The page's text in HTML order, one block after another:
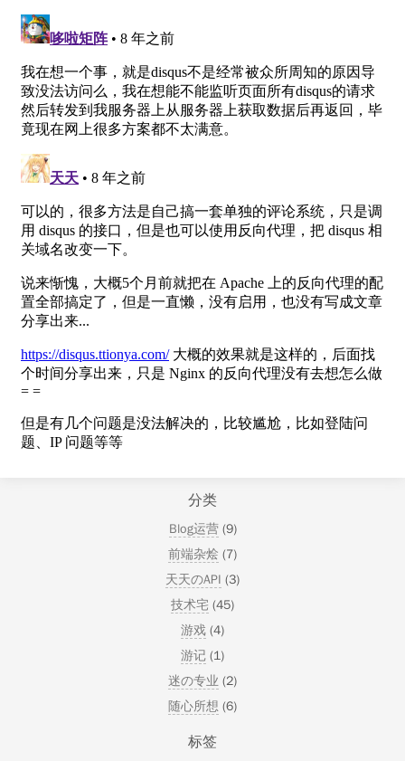
分类
Blog运营(9)
前端杂烩 (7)
天天のAPI (3)
技术宅 (45)
游戏 (4)
游记 (1)
迷の专业 (2)
随心所想 (6)
标签